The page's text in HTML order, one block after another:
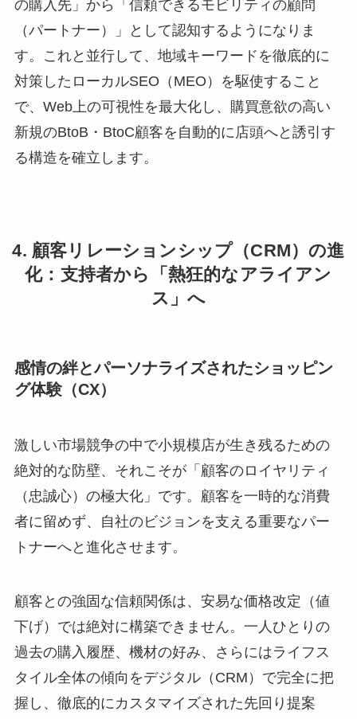
の購入先」から「信頼できるモビリティの顧問
（パートナー）」として認知するようになりま
す。これと並行して、地域キーワードを徹底的に
対策したローカルSEO（MEO）を駆使すること
で、Web上の可視性を最大化し、購買意欲の高い
新規のBtoB・BtoC顧客を自動的に店頭へと誘引す
る構造を確立します。
4. 顧客リレーションシップ（CRM）の進
化：支持者から「熱狂的なアライアン
ス」へ
感情の絆とパーソナライズされたショッピン
グ体験（CX）
激しい市場競争の中で小規模店が生き残るための
絶対的な防壁、それこそが「顧客のロイヤリティ
（忠誠心）の極大化」です。顧客を一時的な消費
者に留めず、自社のビジョンを支える重要なパー
トナーへと進化させます。
顧客との強固な信頼関係は、安易な価格改定（値
下げ）では絶対に構築できません。一人ひとりの
過去の購入履歴、機材の好み、さらにはライフス
タイル全体の傾向をデジタル（CRM）で完全に把
握し、徹底的にカスタマイズされた先回り提案